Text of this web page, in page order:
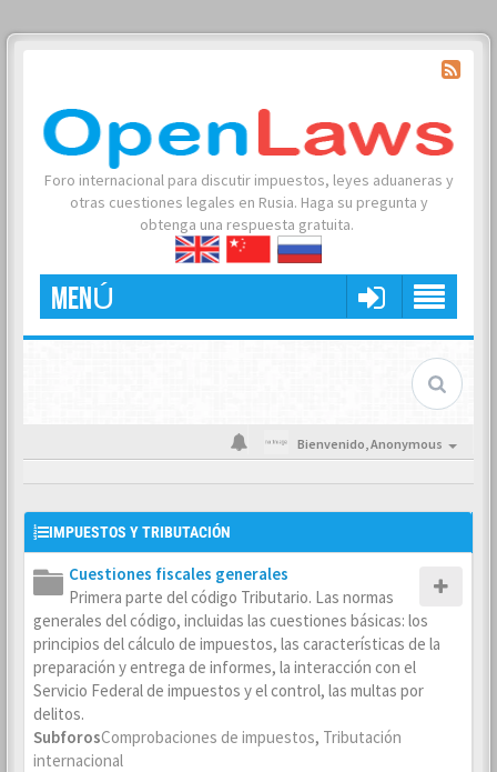
Foro internacional para discutir impuestos, leyes aduaneras y
otras cuestiones legales en Rusia. Haga su pregunta y
obtenga una respuesta gratuita.
MENÚ
Bienvenido,Anonymous
IMPUESTOS Y TRIBUTACIÓN
Cuestiones fiscales generales
Primera parte del código Tributario. Las normas
generales del código, incluidas las cuestiones básicas: los
principios del cálculo de impuestos, las características de la
preparación y entrega de informes, la interacción con el
Servicio Federal de impuestos y el control, las multas por
delitos.
SubforosComprobaciones de impuestos, Tributación
internacional